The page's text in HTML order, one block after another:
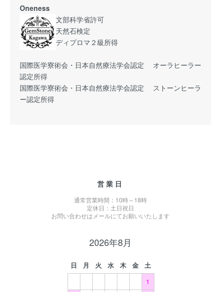
Oneness
文部科学省許可
天然石検定
ディプロマ２級所得
国際医学寮術会・日本自然療法学会認定 オーラヒーラー
認定所得
国際医学寮術会・日本自然療法学会認定 ストーンヒーラ
ー認定所得
営業日
通常営業時間：10時～18時
定休日：土日祝日
お問い合わせはメールにてお願いいたします
2026年8月
日 月 火 水 木 金
土
1